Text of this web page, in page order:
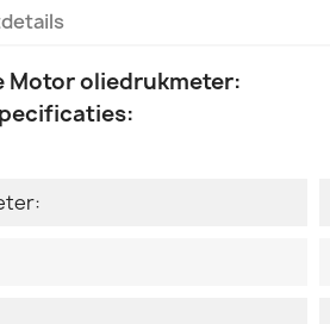
Motor oliedrukmeter: